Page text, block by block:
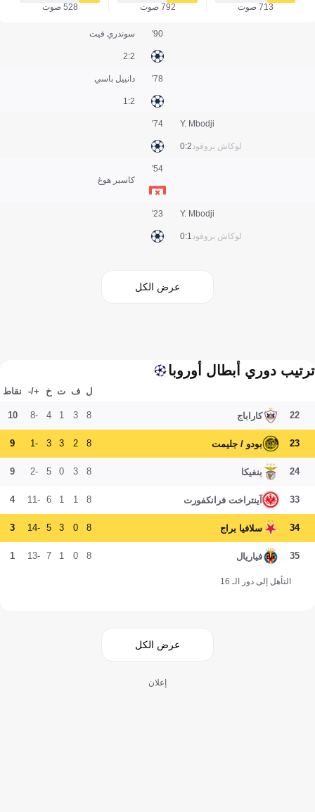
713 صوت
792 صوت
528 صوت
سوندري فيت
2:2
90'
دانييل باسي
2:1
78'
Y. Mbodji
لوكاش بروفود2:0
74'
كاسبر هوغ
54'
Y. Mbodji
لوكاش بروفود1:0
23'
عرض الكل
ترتيب دوري أبطال أوروبا
ل ف ت خ +/- نقاط
22 كاراباج 8
3
1
4
-8
10
23 بودو / جليمت 8
2
3
3
-1
9
24 بنفيكا 8
3
0
5
-2
9
33 آينتراخت فرانكفورت 8
1
1
6
-11
4
34 سلافيا براج 8
0
3
5
-14
3
35 فياريال 8
0
1
7
-13
1
التأهل إلى دور الـ 16
عرض الكل
إعلان